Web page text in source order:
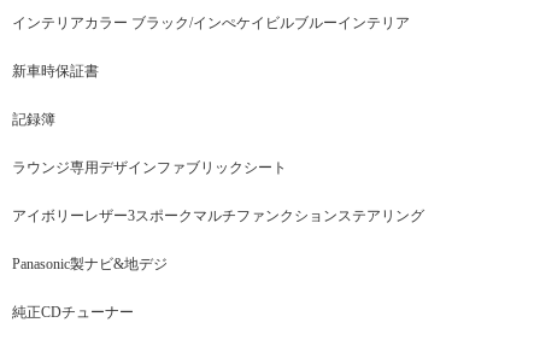
インテリアカラー ブラック/インぺケイビルブルーインテリア
新車時保証書
記録簿
ラウンジ専用デザインファブリックシート
アイボリーレザー3スポークマルチファンクションステアリング
Panasonic製ナビ&地デジ
純正CDチューナー